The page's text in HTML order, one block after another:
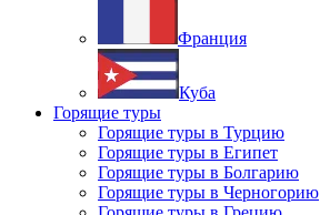
Франция
Куба
Горящие туры
Горящие туры в Турцию
Горящие туры в Египет
Горящие туры в Болгарию
Горящие туры в Черногорию